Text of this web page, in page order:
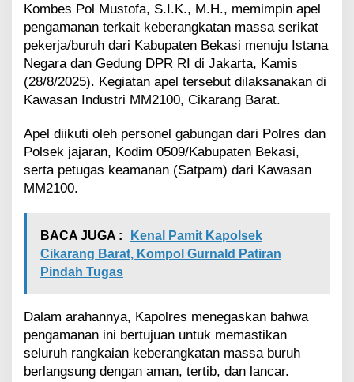
k
a
t
a
n
M
a
s
a
B
k
e
J
a
a
B
Kombes Pol Mustofa, S.I.K., M.H., memimpin apel
pengamanan terkait keberangkatan massa serikat
pekerja/buruh dari Kabupaten Bekasi menuju Istana
Negara dan Gedung DPR RI di Jakarta, Kamis
(28/8/2025). Kegiatan apel tersebut dilaksanakan di
Kawasan Industri MM2100, Cikarang Barat.
Apel diikuti oleh personel gabungan dari Polres dan
Polsek jajaran, Kodim 0509/Kabupaten Bekasi,
serta petugas keamanan (Satpam) dari Kawasan
MM2100.
BACA JUGA :
Kenal Pamit Kapolsek
Cikarang Barat, Kompol Gurnald Patiran
Pindah Tugas
Dalam arahannya, Kapolres menegaskan bahwa
pengamanan ini bertujuan untuk memastikan
seluruh rangkaian keberangkatan massa buruh
berlangsung dengan aman, tertib, dan lancar.